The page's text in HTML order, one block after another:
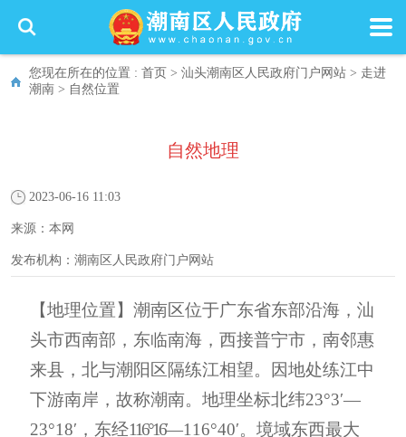
您现在所在的位置 : 首页 > 汕头潮南区人民政府门户网站 > 走进
潮南 > 自然位置
自然地理
2023-06-16 11:03
来源： 本网
发布机构： 潮南区人民政府门户网站
【地理位置】潮南区位于广东省东部沿海，汕
头市西南部，东临南海，西接普宁市，南邻惠
来县，北与潮阳区隔练江相望。因地处练江中
下游南岸，故称潮南。地理坐标北纬23°3′—
23°18′，东经116°16′—116°40′。境域东西最大